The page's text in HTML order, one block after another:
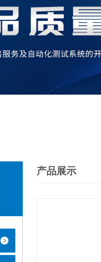
产品展示